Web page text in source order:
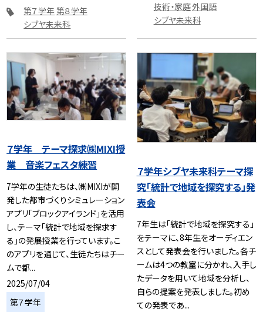
第７学年第８学年
シブヤ未来科
技術・家庭外国語
シブヤ未来科
７学年 テーマ探求㈱MIXI授
業 音楽フェスタ練習
7学年の生徒たちは、㈱MIXIが開
発した都市づくりシミュレーション
アプリ「ブロックアイランド」を活用
し、テーマ「統計で地域を探求す
る」の発展授業を行っています。こ
のアプリを通じて、生徒たちはチー
ムで都...
2025/07/04
第７学年
７学年シブヤ未来科テーマ探
究「統計で地域を探究する」発
表会
7年生は「統計で地域を探究する」
をテーマに、8年生をオーディエン
スとして発表会を行いました。各チ
ームは4つの教室に分かれ、入手し
たデータを用いて地域を分析し、
自らの提案を発表しました。初め
ての発表であ...